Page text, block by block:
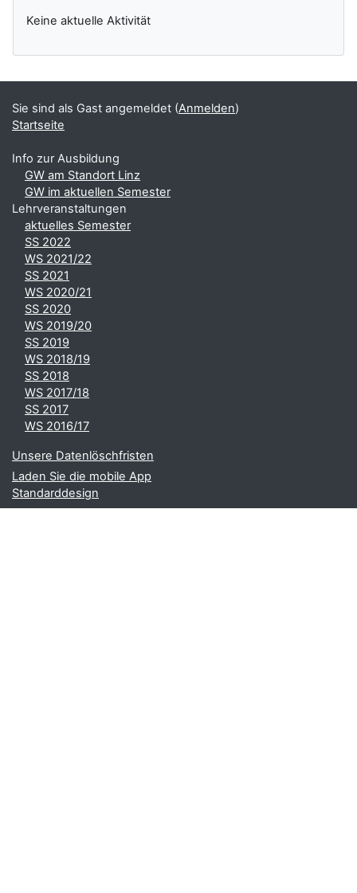
Keine aktuelle Aktivität
Sie sind als Gast angemeldet (Anmelden)
Startseite
Info zur Ausbildung
GW am Standort Linz
GW im aktuellen Semester
Lehrveranstaltungen
aktuelles Semester
SS 2022
WS 2021/22
SS 2021
WS 2020/21
SS 2020
WS 2019/20
SS 2019
WS 2018/19
SS 2018
WS 2017/18
SS 2017
WS 2016/17
Unsere Datenlöschfristen
Laden Sie die mobile App
Standarddesign